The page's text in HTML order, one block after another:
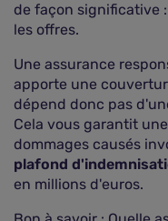
de façon significative
les offres.
Une assurance
apporte une
dépend donc pas
Cela vous garantit
dommages causés
plafond
en millions d'euros.